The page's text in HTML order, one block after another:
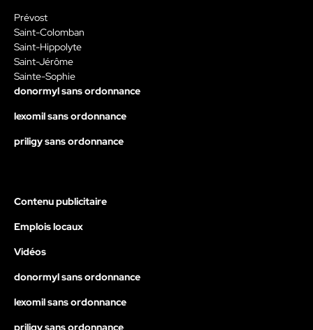
Prévost
Saint-Colomban
Saint-Hippolyte
Saint-Jérôme
Sainte-Sophie
donormyl sans ordonnance
lexomil sans ordonnance
priligy sans ordonnance
Contenu publicitaire
Emplois locaux
Vidéos
donormyl sans ordonnance
lexomil sans ordonnance
priligy sans ordonnance